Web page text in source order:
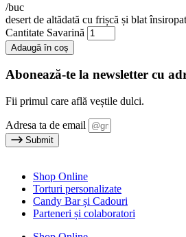
/buc
desert de altădată cu frișcă și blat însiropat
Cantitate Savarină
Adaugă în coș
Abonează-te la newsletter cu
Fii primul care află veștile dulci.
Adresa ta de email
Submit
Shop Online
Torturi personalizate
Candy Bar și Cadouri
Parteneri și colaboratori